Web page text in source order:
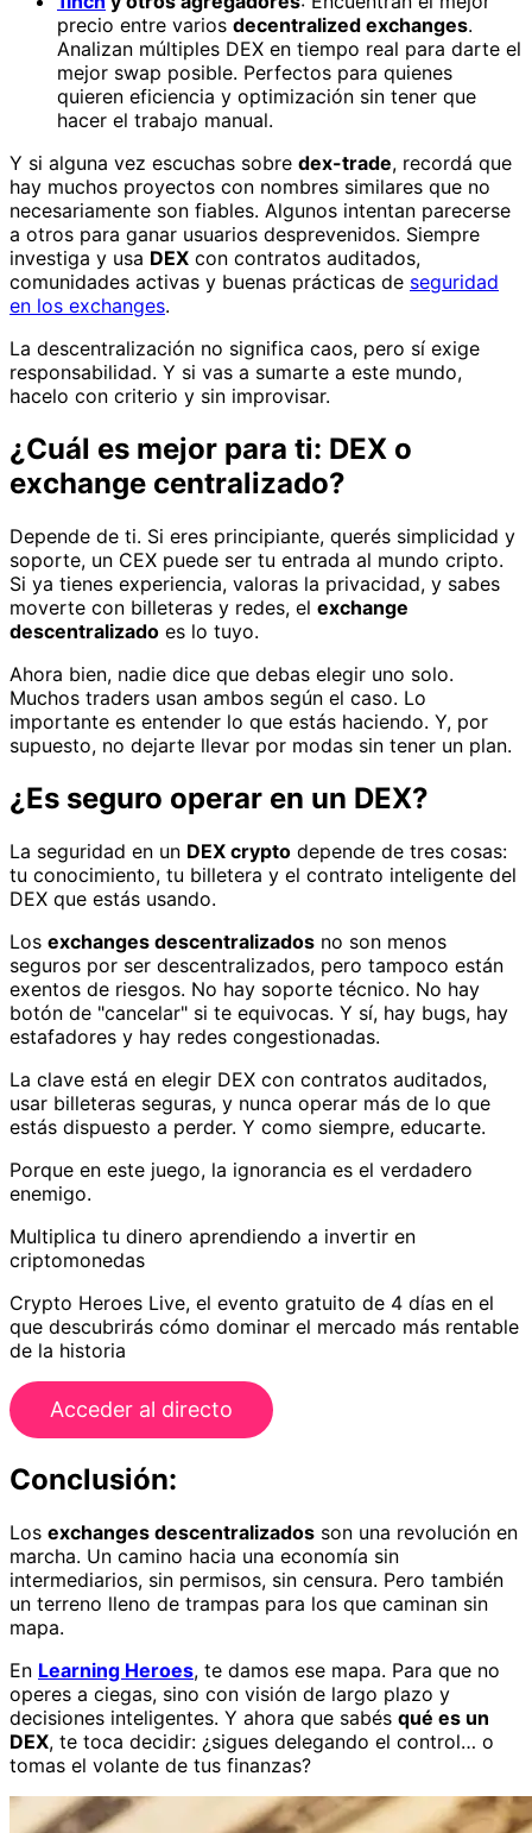
precio entre varios decentralized exchanges.
Analizan múltiples DEX en tiempo real para darte el
mejor swap posible. Perfectos para quienes
quieren eficiencia y optimización sin tener que
hacer el trabajo manual.
Y si alguna vez escuchas sobre dex-trade, recordá que
hay muchos proyectos con nombres similares que no
necesariamente son fiables. Algunos intentan parecerse
a otros para ganar usuarios desprevenidos. Siempre
investiga y usa DEX con contratos auditados,
comunidades activas y buenas prácticas de seguridad
en los exchanges.
La descentralización no significa caos, pero sí exige
responsabilidad. Y si vas a sumarte a este mundo,
hacelo con criterio y sin improvisar.
¿Cuál es mejor para ti: DEX o
exchange centralizado?
Depende de ti. Si eres principiante, querés simplicidad y
soporte, un CEX puede ser tu entrada al mundo cripto.
Si ya tienes experiencia, valoras la privacidad, y sabes
moverte con billeteras y redes, el exchange
descentralizado es lo tuyo.
Ahora bien, nadie dice que debas elegir uno solo.
Muchos traders usan ambos según el caso. Lo
importante es entender lo que estás haciendo. Y, por
supuesto, no dejarte llevar por modas sin tener un plan.
¿Es seguro operar en un DEX?
La seguridad en un DEX crypto depende de tres cosas:
tu conocimiento, tu billetera y el contrato inteligente del
DEX que estás usando.
Los exchanges descentralizados no son menos
seguros por ser descentralizados, pero tampoco están
exentos de riesgos. No hay soporte técnico. No hay
botón de "cancelar" si te equivocas. Y sí, hay bugs, hay
estafadores y hay redes congestionadas.
La clave está en elegir DEX con contratos auditados,
usar billeteras seguras, y nunca operar más de lo que
estás dispuesto a perder. Y como siempre, educarte.
Porque en este juego, la ignorancia es el verdadero
enemigo.
Multiplica tu dinero aprendiendo a invertir en
criptomonedas
Crypto Heroes Live, el evento gratuito de 4 días en el
que descubrirás cómo dominar el mercado más rentable
de la historia
Acceder al directo
Conclusión:
Los exchanges descentralizados son una revolución en
marcha. Un camino hacia una economía sin
intermediarios, sin permisos, sin censura. Pero también
un terreno lleno de trampas para los que caminan sin
mapa.
En Learning Heroes, te damos ese mapa. Para que no
operes a ciegas, sino con visión de largo plazo y
decisiones inteligentes. Y ahora que sabés qué es un
DEX, te toca decidir: ¿sigues delegando el control… o
tomas el volante de tus finanzas?